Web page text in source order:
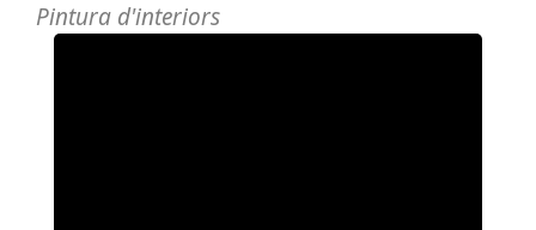
Pintura d'interiors